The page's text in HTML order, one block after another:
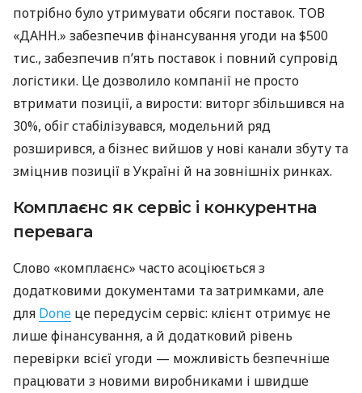
потрібно було утримувати обсяги поставок. ТОВ
«ДАНН.» забезпечив фінансування угоди на $500
тис., забезпечив п’ять поставок і повний супровід
логістики. Це дозволило компанії не просто
втримати позиції, а вирости: виторг збільшився на
30%, обіг стабілізувався, модельний ряд
розширився, а бізнес вийшов у нові канали збуту та
зміцнив позиції в Україні й на зовнішніх ринках.
Комплаєнс як сервіс і конкурентна
перевага
Слово «комплаєнс» часто асоціюється з
додатковими документами та затримками, але
для Done це передусім сервіс: клієнт отримує не
лише фінансування, а й додатковий рівень
перевірки всієї угоди — можливість безпечніше
працювати з новими виробниками і швидше